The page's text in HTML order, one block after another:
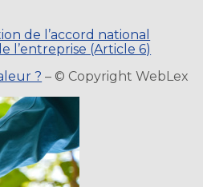
de l’accord national
l’entreprise (Article 6)
? – © Copyright WebLex